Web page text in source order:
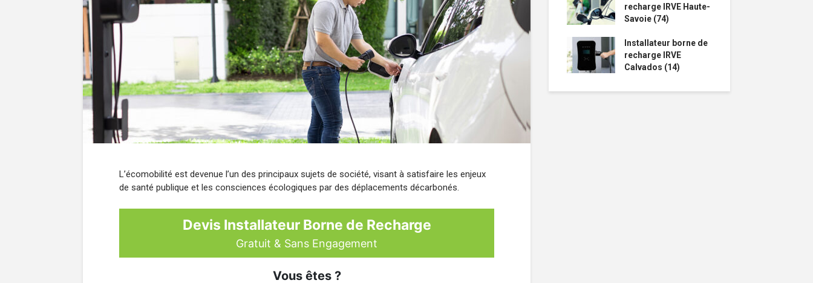
L’écomobilité est devenue l’un des principaux sujets de société, visant à satisfaire les enjeux
de santé publique et les consciences écologiques par des déplacements décarbonés.
recharge IRVE Haute-
Savoie (74)
Installateur borne de
recharge IRVE
Calvados (14)